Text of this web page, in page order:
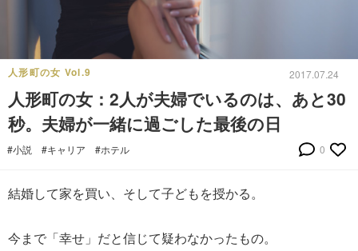
人形町の女 Vol.9 2017.07.24
人形町の女：2人が夫婦でいるのは、あと30
秒。夫婦が一緒に過ごした最後の日
#小説 #キャリア #ホテル 0
結婚して家を買い、そして子どもを授かる。
今まで「幸せ」だと信じて疑わなかったもの。